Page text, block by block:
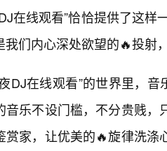
在线观看”恰恰提供了这
我们内心深处欲望的🔥投射
DJ在线观看”的世界里，
音乐不设门槛，不分贵贱
赏家，让优美的🔥旋律洗